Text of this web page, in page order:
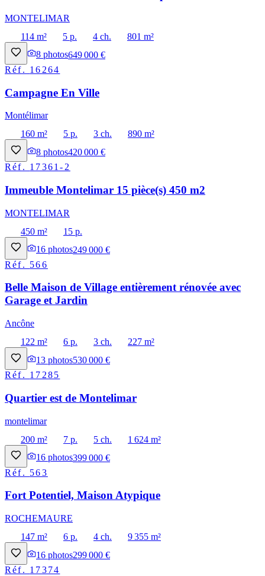
MONTELIMAR
114 m²
5 p. 4 ch.
801 m²
8 photos649 000 €
Réf. 16264
Campagne En Ville
Montélimar
160 m²
5 p. 3 ch.
890 m²
8 photos420 000 €
Réf. 17361-2
Immeuble Montelimar 15 pièce(s) 450 m2
MONTELIMAR
450 m²
15 p.
16 photos249 000 €
Réf. 566
Belle Maison de Village entièrement rénovée avec
Garage et Jardin
Ancône
122 m²
6 p. 3 ch.
227 m²
13 photos530 000 €
Réf. 17285
Quartier est de Montelimar
montelimar
200 m²
7 p. 5 ch.
1 624 m²
16 photos399 000 €
Réf. 563
Fort Potentiel, Maison Atypique
ROCHEMAURE
147 m²
6 p. 4 ch.
9 355 m²
16 photos299 000 €
Réf. 17374